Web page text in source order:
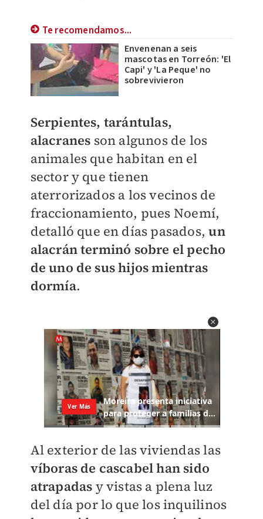
Te recomendamos...
Envenenan a seis
mascotas en Torreón: 'El
Capi' y 'La Peque' no
sobrevivieron
Serpientes, tarántulas,
alacranes son algunos de los
animales que habitan en el
sector y que tienen
aterrorizados a los vecinos de
fraccionamiento, pues Noemí,
detalló que en días pasados,un
alacrán terminó sobre el pecho
de uno de sus hijos mientras
dormía.
Al exterior de las viviendas las
víboras de cascabel han sido
atrapadas y vistas a plena luz
del día por lo que los inquilinos